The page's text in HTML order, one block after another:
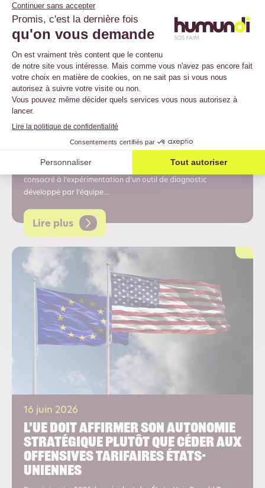
16 juillet 2026
Evaluer l’autosuffisance
alimentaire des territoires :
retour d’expériences
Un territoire peut-il nourrir sa population avec ses propres
ressources ? Et comment les choix d’aujourd’hui influencent-ils
consacré à l’expérimentation d’un outil de diagnostic
développé par l’équipe...
Lire plus
16 juin 2026
L’UE doit affirmer son autonomie
stratégique plutôt que céder aux
offensives tarifaires états-
uniennes